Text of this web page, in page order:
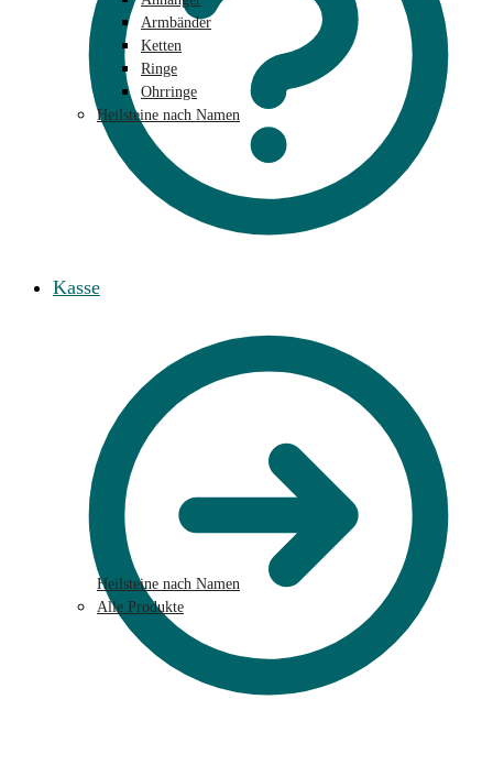
Kasse
Armbänder
Ketten
Ringe
Ohrringe
Heilsteine nach Namen
Heilsteine nach Namen
Alle Produkte